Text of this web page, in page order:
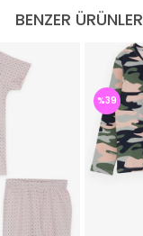
BENZER ÜRÜNLER
%39